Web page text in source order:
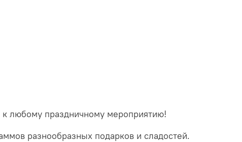
любому праздничному мероприятию!
разнообразных подарков и сладостей.